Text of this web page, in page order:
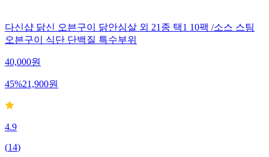
다신샵 닭신 오븐구이 닭안심살 외 21종 택1 10팩 /소스 스팀
오븐구이 식단 단백질 특수부위
40,000원
45%21,900원
4.9
(14)